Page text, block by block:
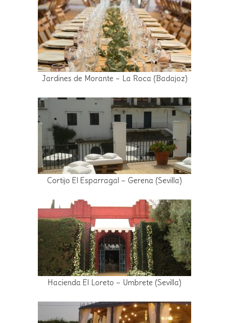
Jardines de Morante – La Roca (Badajoz)
Cortijo El Esparragal – Gerena (Sevilla)
Hacienda El Loreto – Umbrete (Sevilla)